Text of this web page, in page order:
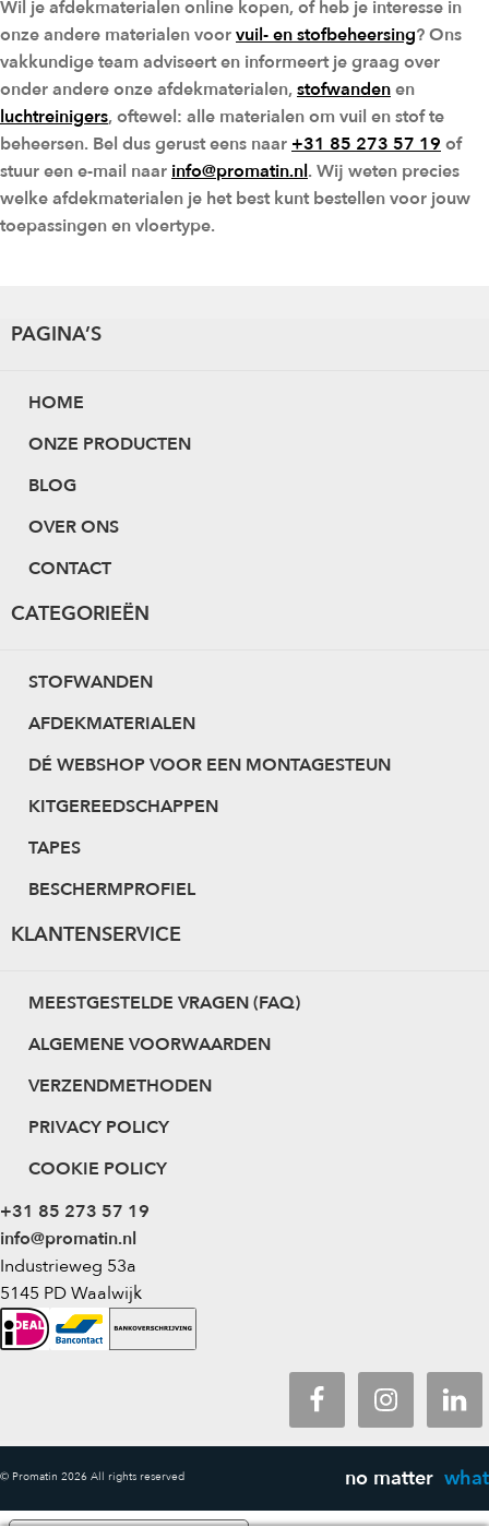
Wil je afdekmaterialen online kopen, of heb je interesse in
onze andere materialen voorvuil- en stofbeheersing? Ons
vakkundige team adviseert en informeert je graag over
onder andere onze afdekmaterialen,stofwandenen
luchtreinigers, oftewel: alle materialen om vuil en stof te
beheersen. Bel dus gerust eens naar +31 85 273 57 19 of
stuur een e-mail naar info@promatin.nl. Wij weten precies
welke afdekmaterialen je het best kunt bestellen voor jouw
toepassingen en vloertype.
PAGINA’S
HOME
ONZE PRODUCTEN
BLOG
OVER ONS
CONTACT
CATEGORIEËN
STOFWANDEN
AFDEKMATERIALEN
DÉ WEBSHOP VOOR EEN MONTAGESTEUN
KITGEREEDSCHAPPEN
TAPES
BESCHERMPROFIEL
KLANTENSERVICE
MEESTGESTELDE VRAGEN (FAQ)
ALGEMENE VOORWAARDEN
VERZENDMETHODEN
PRIVACY POLICY
COOKIE POLICY
+31 85 273 57 19
info@promatin.nl
Industrieweg 53a
5145 PD Waalwijk
© Promatin 2026 All rights reserved what
no matter